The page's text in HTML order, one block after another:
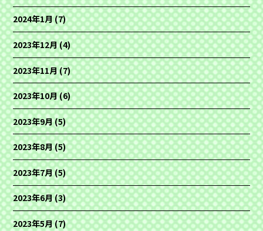
2024年1月(7)
2023年12月(4)
2023年11月(7)
2023年10月(6)
2023年9月(5)
2023年8月(5)
2023年7月(5)
2023年6月(3)
2023年5月(7)